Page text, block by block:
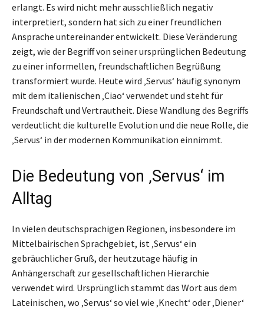
erlangt. Es wird nicht mehr ausschließlich negativ
interpretiert, sondern hat sich zu einer freundlichen
Ansprache untereinander entwickelt. Diese Veränderung
zeigt, wie der Begriff von seiner ursprünglichen Bedeutung
zu einer informellen, freundschaftlichen Begrüßung
transformiert wurde. Heute wird ‚Servus‘ häufig synonym
mit dem italienischen ‚Ciao‘ verwendet und steht für
Freundschaft und Vertrautheit. Diese Wandlung des Begriffs
verdeutlicht die kulturelle Evolution und die neue Rolle, die
‚Servus‘ in der modernen Kommunikation einnimmt.
Die Bedeutung von ‚Servus‘ im
Alltag
In vielen deutschsprachigen Regionen, insbesondere im
Mittelbairischen Sprachgebiet, ist ‚Servus‘ ein
gebräuchlicher Gruß, der heutzutage häufig in
Anhängerschaft zur gesellschaftlichen Hierarchie
verwendet wird. Ursprünglich stammt das Wort aus dem
Lateinischen, wo ‚Servus‘ so viel wie ‚Knecht‘ oder ‚Diener‘